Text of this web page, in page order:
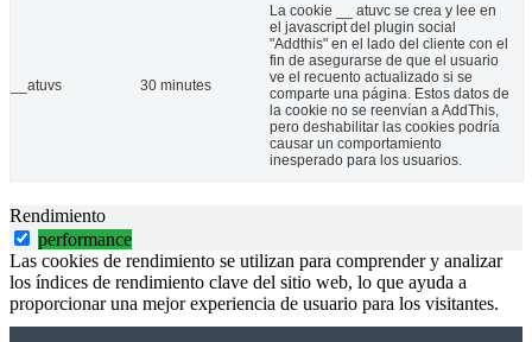
La Confederación de Personas con Discapacidad Física y
Cerca de 200 personas y varias de sus entidades miembros
__atuvs 30 minutes
La cookie __ atuvc se crea y lee en
el javascript del plugin social
"Addthis" en el lado del cliente con el
fin de asegurarse de que el usuario
ve el recuento actualizado si se
comparte una página. Estos datos de
la cookie no se reenvían a AddThis,
pero deshabilitar las cookies podría
causar un comportamiento
inesperado para los usuarios.
Rendimiento
performance
Las cookies de rendimiento se utilizan para comprender y analizar
los índices de rendimiento clave del sitio web, lo que ayuda a
proporcionar una mejor experiencia de usuario para los visitantes.